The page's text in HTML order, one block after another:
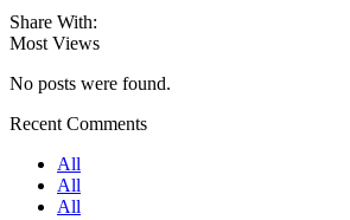
Share With:
Most Views
No posts were found.
Recent Comments
All
All
All